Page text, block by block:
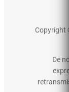
Copyright
De